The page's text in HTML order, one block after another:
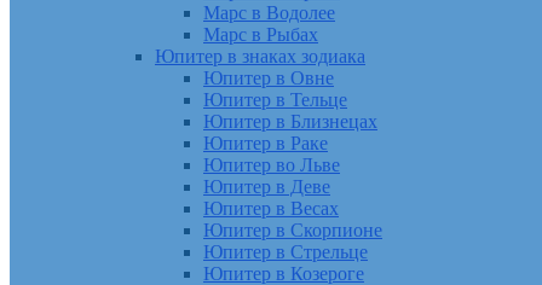
Марс в Водолее
Марс в Рыбах
Юпитер в знаках зодиака
Юпитер в Овне
Юпитер в Тельце
Юпитер в Близнецах
Юпитер в Раке
Юпитер во Льве
Юпитер в Деве
Юпитер в Весах
Юпитер в Скорпионе
Юпитер в Стрельце
Юпитер в Козероге